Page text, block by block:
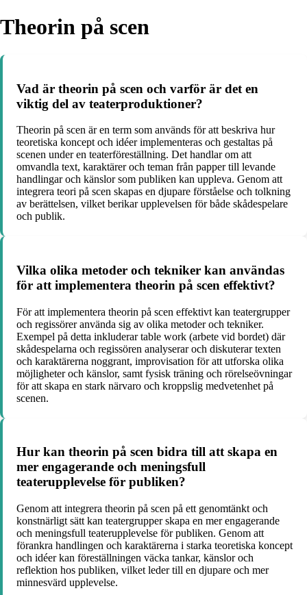
Theorin på scen
Vad är theorin på scen och varför är det en
viktig del av teaterproduktioner?
Theorin på scen är en term som används för att beskriva hur
teoretiska koncept och idéer implementeras och gestaltas på
scenen under en teaterföreställning. Det handlar om att
omvandla text, karaktärer och teman från papper till levande
handlingar och känslor som publiken kan uppleva. Genom att
integrera teori på scen skapas en djupare förståelse och tolkning
av berättelsen, vilket berikar upplevelsen för både skådespelare
och publik.
Vilka olika metoder och tekniker kan användas
för att implementera theorin på scen effektivt?
För att implementera theorin på scen effektivt kan teatergrupper
och regissörer använda sig av olika metoder och tekniker.
Exempel på detta inkluderar table work (arbete vid bordet) där
skådespelarna och regissören analyserar och diskuterar texten
och karaktärerna noggrant, improvisation för att utforska olika
möjligheter och känslor, samt fysisk träning och rörelseövningar
för att skapa en stark närvaro och kroppslig medvetenhet på
scenen.
Hur kan theorin på scen bidra till att skapa en
mer engagerande och meningsfull
teaterupplevelse för publiken?
Genom att integrera theorin på scen på ett genomtänkt och
konstnärligt sätt kan teatergrupper skapa en mer engagerande
och meningsfull teaterupplevelse för publiken. Genom att
förankra handlingen och karaktärerna i starka teoretiska koncept
och idéer kan föreställningen väcka tankar, känslor och
reflektion hos publiken, vilket leder till en djupare och mer
minnesvärd upplevelse.